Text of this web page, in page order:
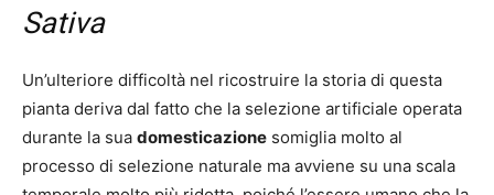
Sativa
Un’ulteriore difficoltà nel ricostruire la storia di questa
pianta deriva dal fatto che la selezione artificiale operata
durante la sua domesticazione somiglia molto al
processo di selezione naturale ma avviene su una scala